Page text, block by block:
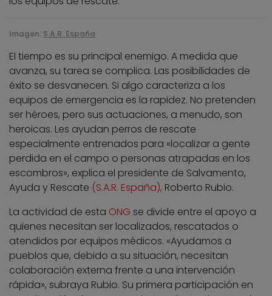
Imagen: S.A.R. España
El tiempo es su principal enemigo. A medida que
avanza, su tarea se complica. Las posibilidades de
éxito se desvanecen. Si algo caracteriza a los
equipos de emergencia es la rapidez. No pretenden
ser héroes, pero sus actuaciones, a menudo, son
heroicas. Les ayudan perros de rescate
especialmente entrenados para «localizar a gente
perdida en el campo o personas atrapadas en los
escombros», explica el presidente de Salvamento,
Ayuda y Rescate (S.A.R. España), Roberto Rubio.
La actividad de esta ONG se divide entre el apoyo a
quienes necesitan ser localizados, rescatados o
atendidos por equipos médicos. «Ayudamos a
pueblos que, debido a su situación, necesitan
colaboración externa frente a una intervención
rápida», subraya Rubio. Su primera participación en